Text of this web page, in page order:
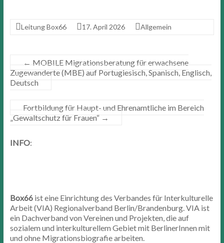
Leitung Box66 17. April 2026 Allgemein
← MOBILE Migrationsberatung für erwachsene
Zugewanderte (MBE) auf Portugiesisch, Spanisch, Englisch,
Deutsch
Fortbildung für Haupt- und Ehrenamtliche im Bereich
„Gewaltschutz für Frauen“ →
INFO:
Box66ist eine Einrichtung des Verbandes für Interkulturelle
Arbeit (VIA) Regionalverband Berlin/Brandenburg. VIA ist
ein Dachverband von Vereinen und Projekten, die auf
sozialem und interkulturellem Gebiet mit BerlinerInnen mit
und ohne Migrationsbiografie arbeiten.